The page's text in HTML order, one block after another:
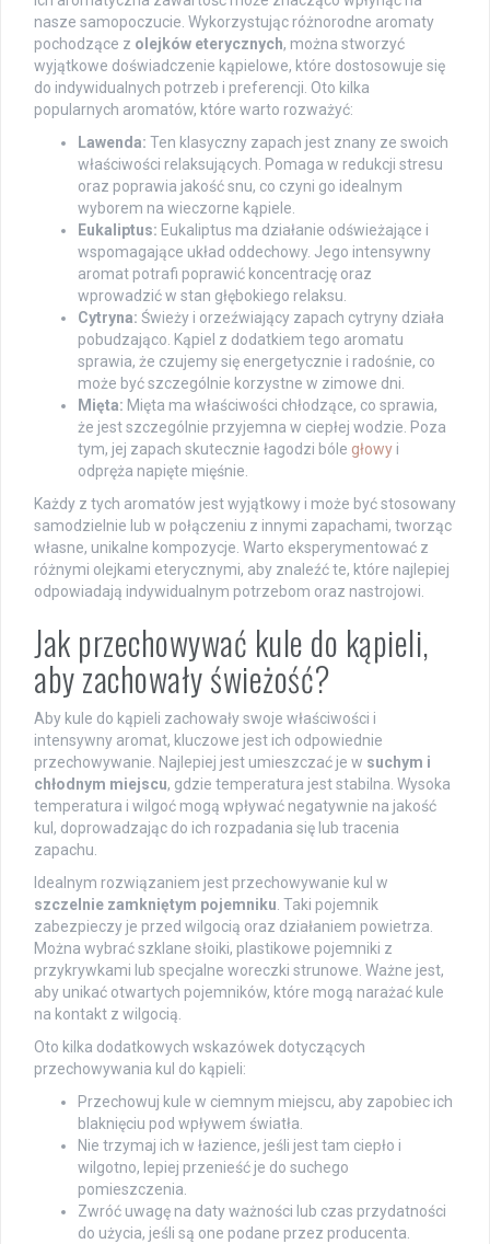
nasze samopoczucie. Wykorzystując różnorodne aromaty
pochodzące z olejków eterycznych, można stworzyć
wyjątkowe doświadczenie kąpielowe, które dostosowuje się
do indywidualnych potrzeb i preferencji. Oto kilka
popularnych aromatów, które warto rozważyć:
Lawenda: Ten klasyczny zapach jest znany ze swoich
właściwości relaksujących. Pomaga w redukcji stresu
oraz poprawia jakość snu, co czyni go idealnym
wyborem na wieczorne kąpiele.
Eukaliptus: Eukaliptus ma działanie odświeżające i
wspomagające układ oddechowy. Jego intensywny
aromat potrafi poprawić koncentrację oraz
wprowadzić w stan głębokiego relaksu.
Cytryna: Świeży i orzeźwiający zapach cytryny działa
pobudzająco. Kąpiel z dodatkiem tego aromatu
sprawia, że czujemy się energetycznie i radośnie, co
może być szczególnie korzystne w zimowe dni.
Mięta: Mięta ma właściwości chłodzące, co sprawia,
że jest szczególnie przyjemna w ciepłej wodzie. Poza
tym, jej zapach skutecznie łagodzi bóle głowy i
odpręża napięte mięśnie.
Każdy z tych aromatów jest wyjątkowy i może być stosowany
samodzielnie lub w połączeniu z innymi zapachami, tworząc
własne, unikalne kompozycje. Warto eksperymentować z
różnymi olejkami eterycznymi, aby znaleźć te, które najlepiej
odpowiadają indywidualnym potrzebom oraz nastrojowi.
Jak przechowywać kule do kąpieli,
aby zachowały świeżość?
Aby kule do kąpieli zachowały swoje właściwości i
intensywny aromat, kluczowe jest ich odpowiednie
przechowywanie. Najlepiej jest umieszczać je w suchym i
chłodnym miejscu, gdzie temperatura jest stabilna. Wysoka
temperatura i wilgoć mogą wpływać negatywnie na jakość
kul, doprowadzając do ich rozpadania się lub tracenia
zapachu.
Idealnym rozwiązaniem jest przechowywanie kul w
szczelnie zamkniętym pojemniku. Taki pojemnik
zabezpieczy je przed wilgocią oraz działaniem powietrza.
Można wybrać szklane słoiki, plastikowe pojemniki z
przykrywkami lub specjalne woreczki strunowe. Ważne jest,
aby unikać otwartych pojemników, które mogą narażać kule
na kontakt z wilgocią.
Oto kilka dodatkowych wskazówek dotyczących
przechowywania kul do kąpieli:
Przechowuj kule w ciemnym miejscu, aby zapobiec ich
blaknięciu pod wpływem światła.
Nie trzymaj ich w łazience, jeśli jest tam ciepło i
wilgotno, lepiej przenieść je do suchego
pomieszczenia.
Zwróć uwagę na daty ważności lub czas przydatności
do użycia, jeśli są one podane przez producenta.